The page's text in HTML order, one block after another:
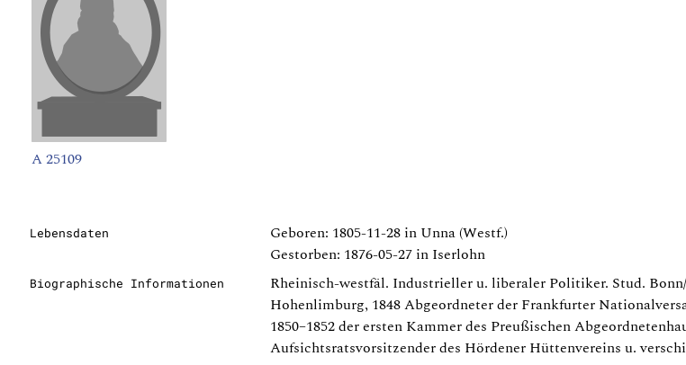
A 25109
Lebensdaten
Geboren: 1805-11-28 in Unna (Westf.)
Gestorben: 1876-05-27 in Iserlohn
Biographische Informationen
Rheinisch-westfäl. Industrieller u. liberaler Politiker. Stud.
Hohenlimburg, 1848 Abgeordneter der Frankfurter
1850–1852 der ersten Kammer des Preußischen
Aufsichtsratsvorsitzender des Hördener Hüttenvereins u.